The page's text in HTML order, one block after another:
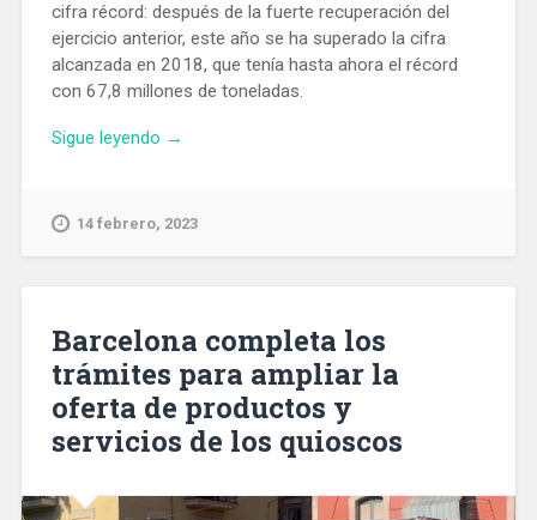
cifra récord: después de la fuerte recuperación del
ejercicio anterior, este año se ha superado la cifra
alcanzada en 2018, que tenía hasta ahora el récord
con 67,8 millones de toneladas.
Sigue leyendo «El
Barcelona
2022
y
tuvo
beneficio
63
→
14 febrero, 2023
Barcelona completa los
trámites para ampliar la
oferta de productos y
servicios de los quioscos